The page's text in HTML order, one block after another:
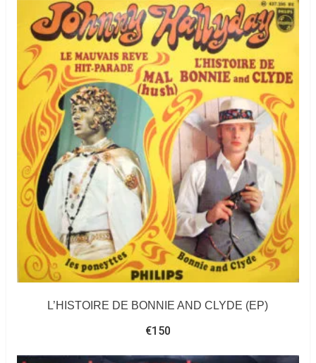
L’HISTOIRE DE BONNIE AND CLYDE (EP)
€150